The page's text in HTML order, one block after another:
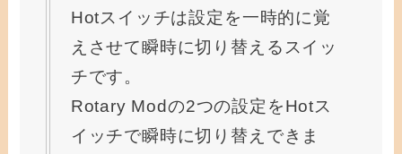
Hotスイッチは設定を一時的に覚
えさせて瞬時に切り替えるスイッ
チです。
Rotary Modの2つの設定をHotス
イッチで瞬時に切り替えできま